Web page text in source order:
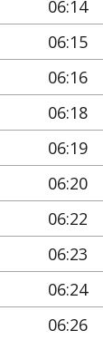
06:14
06:15
06:16
06:18
06:19
06:20
06:22
06:23
06:24
06:26